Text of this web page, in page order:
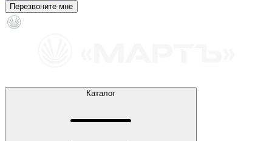
Перезвоните мне
Каталог